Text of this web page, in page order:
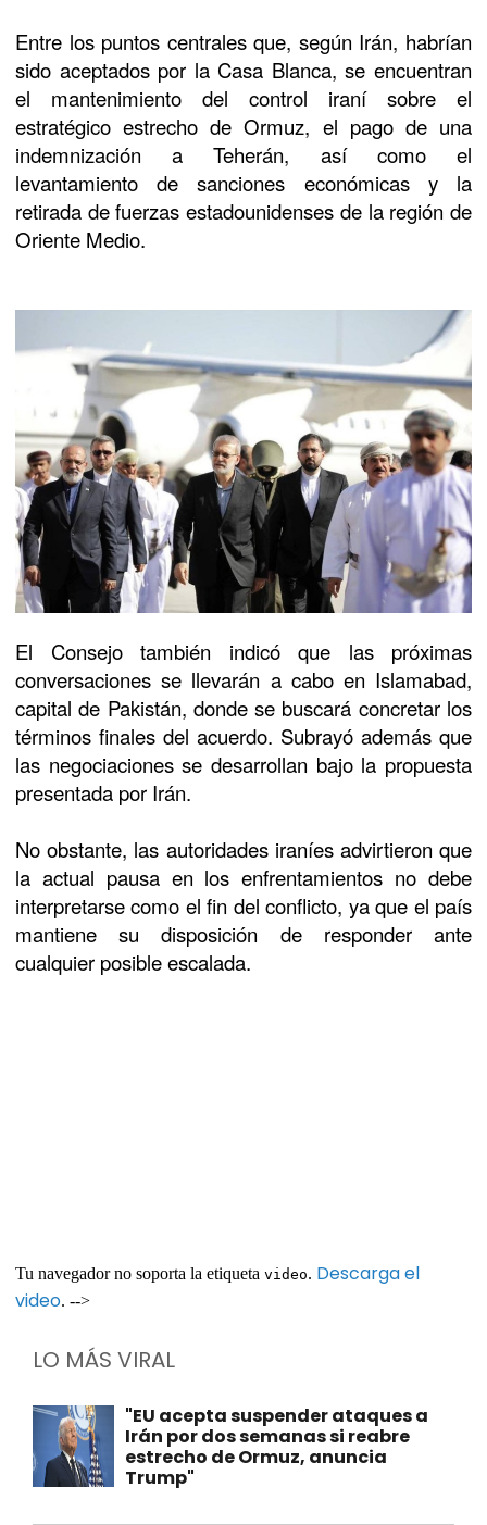
Entre los puntos centrales que, según Irán, habrían
sido aceptados por la Casa Blanca, se encuentran
el mantenimiento del control iraní sobre el
estratégico estrecho de Ormuz, el pago de una
indemnización a Teherán, así como el
levantamiento de sanciones económicas y la
retirada de fuerzas estadounidenses de la región de
Oriente Medio.
El Consejo también indicó que las próximas
conversaciones se llevarán a cabo en Islamabad,
capital de Pakistán, donde se buscará concretar los
términos finales del acuerdo. Subrayó además que
las negociaciones se desarrollan bajo la propuesta
presentada por Irán.
No obstante, las autoridades iraníes advirtieron que
la actual pausa en los enfrentamientos no debe
interpretarse como el fin del conflicto, ya que el país
mantiene su disposición de responder ante
cualquier posible escalada.
Tu navegador no soporta la etiqueta video. Descarga el
video. -->
LO MÁS VIRAL
"EU acepta suspender ataques a
Irán por dos semanas si reabre
estrecho de Ormuz, anuncia
Trump"